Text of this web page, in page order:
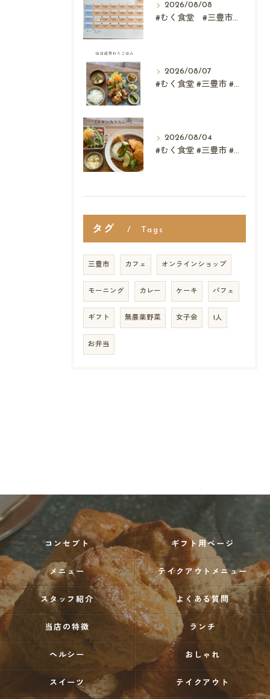
2026/08/08
#むく食堂 #三豊市 #レストラン #ランチ #スウィーツ
2026/08/07
#むく食堂 #三豊市 #レストラン #テイクアウト #父...
2026/08/04
#むく食堂 #三豊市 #テイクアウト #高屋神社 #...
タグ Tags
三豊市 カフェ オンラインショップ
モーニング カレー ケーキ パフェ
ギフト 無農薬野菜 女子会 1人
お弁当
コンセプト ギフト用ページ
メニュー テイクアウトメニュー
スタッフ紹介 よくある質問
当店の特徴 ランチ
ヘルシー おしゃれ
スイーツ テイクアウト